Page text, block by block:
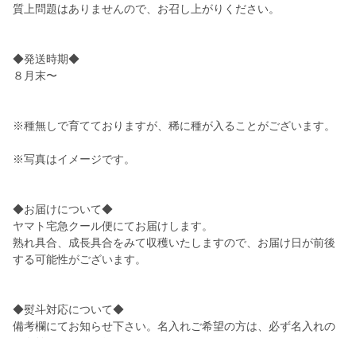
質上問題はありませんので、お召し上がりください。
◆発送時期◆
８月末〜
※種無しで育てておりますが、稀に種が入ることがございます。
※写真はイメージです。
◆お届けについて◆
ヤマト宅急クール便にてお届けします。
熟れ具合、成長具合をみて収穫いたしますので、お届け日が前後
する可能性がございます。
◆熨斗対応について◆
備考欄にてお知らせ下さい。名入れご希望の方は、必ず名入れの